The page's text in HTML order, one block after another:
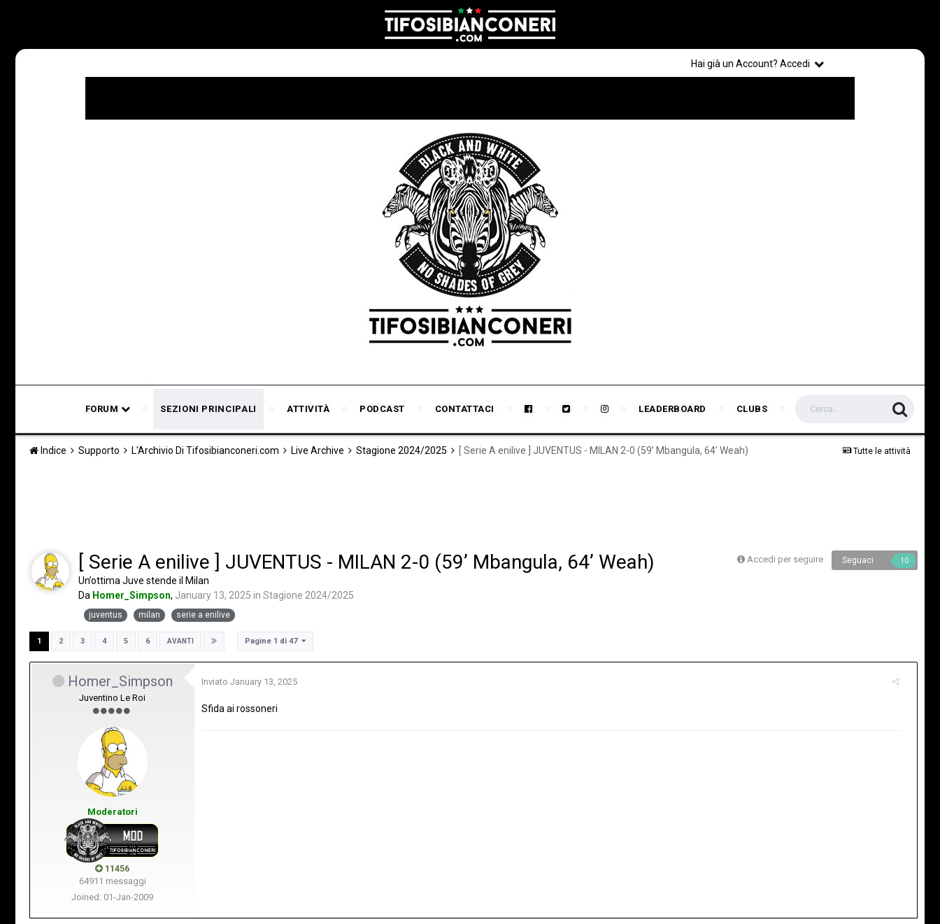
Hai già un Account? Accedi
FORUM SEZIONI PRINCIPALI ATTIVITÀ PODCAST CONTATTACI LEADERBOARD CLUBS
Tutte le attività
Indice Supporto L'Archivio Di Tifosibianconeri.com Live Archive Stagione 2024/2025 [ Serie A enilive ] JUVENTUS - MILAN 2-0 (59’ Mbangula, 64’ Weah)
Accedi per seguire Seguaci 10
[ Serie A enilive ] JUVENTUS - MILAN 2-0 (59’ Mbangula, 64’ Weah)
Un’ottima Juve stende il Milan
Da Homer_Simpson, January 13, 2025 in Stagione 2024/2025
juventus milan serie a enilive
1 2 3 4 5 6 AVANTI Pagine 1 di 47
Homer_Simpson
Juventino Le Roi
Moderatori
11456
64911 messaggi
Joined: 01-Jan-2009
Inviato January 13, 2025
Sfida ai rossoneri